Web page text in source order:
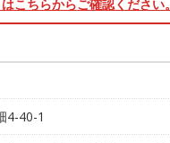
こちらからご確認ください。
4-40-1